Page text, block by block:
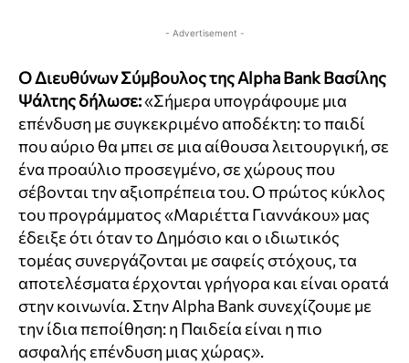
- Advertisement -
O Διευθύνων Σύμβουλος της Alpha Bank Βασίλης
Ψάλτης δήλωσε:«Σήμερα υπογράφουμε μια
επένδυση με συγκεκριμένο αποδέκτη: το παιδί
που αύριο θα μπει σε μια αίθουσα λειτουργική, σε
ένα προαύλιο προσεγμένο, σε χώρους που
σέβονται την αξιοπρέπεια του. Ο πρώτος κύκλος
του προγράμματος «Μαριέττα Γιαννάκου» μας
έδειξε ότι όταν το Δημόσιο και ο ιδιωτικός
τομέας συνεργάζονται με σαφείς στόχους, τα
αποτελέσματα έρχονται γρήγορα και είναι ορατά
στην κοινωνία. Στην Alpha Bank συνεχίζουμε με
την ίδια πεποίθηση: η Παιδεία είναι η πιο
ασφαλής επένδυση μιας χώρας».